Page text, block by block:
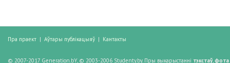
Пра праект | Аўтары публікацыяў | Кантакты
© 2007-2017 Generation.bY, © 2003-2006 Studenty.by. Пры выкарыстанні тэкстаў, фота